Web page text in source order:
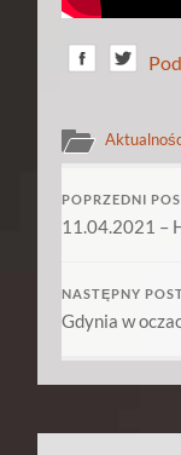
POPRZEDNI
11.04.2021 –
NASTĘPNY
Gdynia w